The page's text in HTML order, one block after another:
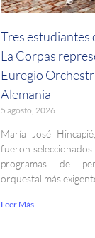
Tres estudiantes
La Corpas
Euregio
Alemania
5 agosto, 2026
María José
fueron
programas de
orquestal más
Leer Más